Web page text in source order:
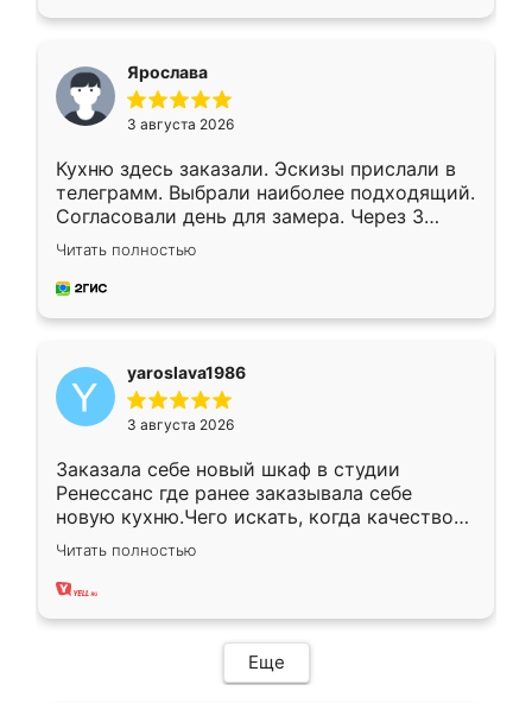
Ярослава
3 августа 2026
Кухню здесь заказали. Эскизы прислали в
телеграмм. Выбрали наиболее подходящий.
Согласовали день для замера. Через 3
недели кухня была уже готова. Остались
довольны работой. Спасибо Ренессанс
мебель за качественную работу!
Читать полностью
yaroslava1986
3 августа 2026
Заказала себе новый шкаф в студии
Ренессанс где ранее заказывала себе
новую кухню.Чего искать, когда качеством
вполне довольна. Служит кухня уже почти
два года, нареканий нет.
Читать полностью
Еще